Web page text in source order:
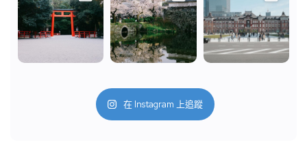
在 Instagram 上追蹤